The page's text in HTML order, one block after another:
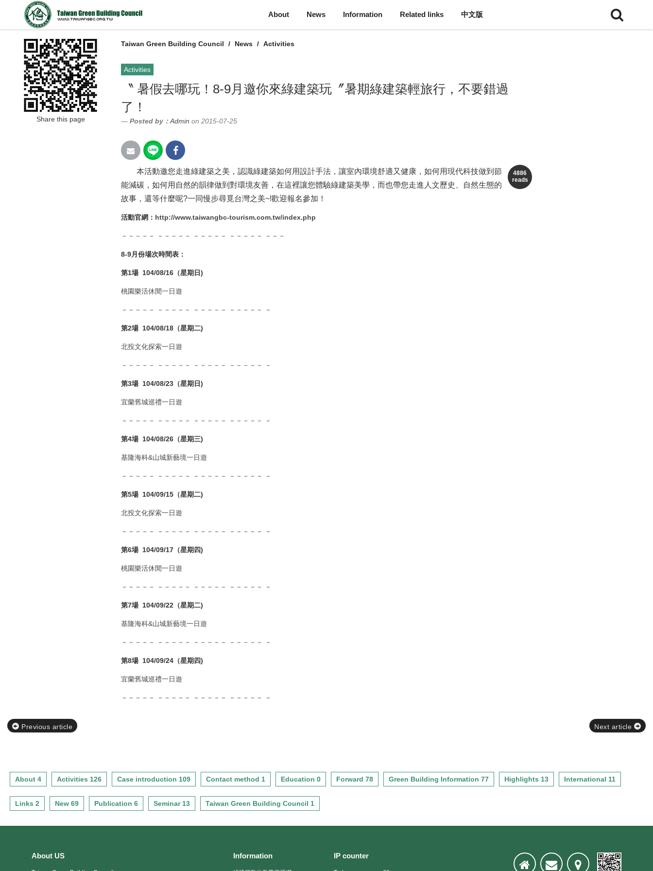
About News Information Related links 中文版
Taiwan Green Building Council News Activities
Activities
〝 暑假去哪玩！8-9月邀你來綠建築玩〞暑期綠建築輕旅行，不要錯過
了！
Posted by： Admin on 2015-07-25
4886
reads
本活動邀您走進綠建築之美，認識綠建築如何用設計手法，讓室內環境舒適又健康，如何用現代科技做到節
能減碳，如何用自然的韻律做到對環境友善，在這裡讓您體驗綠建築美學，而也帶您走進人文歷史、自然生態的
故事，還等什麼呢?一同慢步尋覓台灣之美~!歡迎報名參加！
活動官網： http://www.taiwangbc-tourism.com.tw/index.php
－－－－－ －－－－－ －－－－－ －－－－－ －－－
8-9月份場次時間表：
第1場 104/08/16（星期日)
桃園樂活休閒一日遊
－－－－－ －－－－－ －－－－－ －－－－－ －
第2場 104/08/18（星期二)
北投文化探索一日遊
－－－－－ －－－－－ －－－－－ －－－－－ －
第3場 104/08/23（星期日)
宜蘭舊城巡禮一日遊
－－－－－ －－－－－ －－－－－ －－－－－ －
第4場 104/08/26（星期三)
基隆海科&山城新藝境一日遊
－－－－－ －－－－－ －－－－－ －－－－－ －
第5場 104/09/15（星期二)
北投文化探索一日遊
－－－－－ －－－－－ －－－－－ －－－－－ －
第6場 104/09/17（星期四)
桃園樂活休閒一日遊
－－－－－ －－－－－ －－－－－ －－－－－ －
第7場 104/09/22（星期二)
基隆海科&山城新藝境一日遊
－－－－－ －－－－－ －－－－－ －－－－－ －
第8場 104/09/24（星期四)
宜蘭舊城巡禮一日遊
－－－－－ －－－－－ －－－－－ －－－－－ －
Share this page
Previous article Next article
About 4 Activities 126 Case introduction 109 Contact method 1 Education 0 Forward 78 Green Building Information 77 Highlights 13 International 11
Links 2 New 69 Publication 6 Seminar 13 Taiwan Green Building Council 1
About US Information IP counter